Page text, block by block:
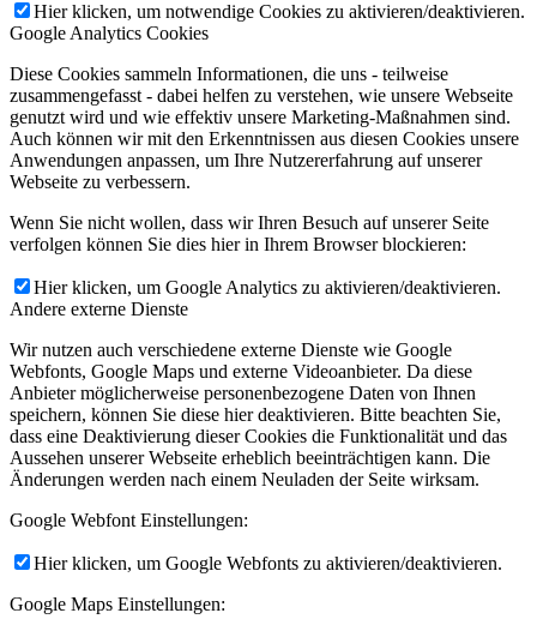
Hier klicken, um notwendige Cookies zu aktivieren/deaktivieren.
Google Analytics Cookies
Diese Cookies sammeln Informationen, die uns - teilweise
zusammengefasst - dabei helfen zu verstehen, wie unsere Webseite
genutzt wird und wie effektiv unsere Marketing-Maßnahmen sind.
Auch können wir mit den Erkenntnissen aus diesen Cookies unsere
Anwendungen anpassen, um Ihre Nutzererfahrung auf unserer
Webseite zu verbessern.
Wenn Sie nicht wollen, dass wir Ihren Besuch auf unserer Seite
verfolgen können Sie dies hier in Ihrem Browser blockieren:
Hier klicken, um Google Analytics zu aktivieren/deaktivieren.
Andere externe Dienste
Wir nutzen auch verschiedene externe Dienste wie Google
Webfonts, Google Maps und externe Videoanbieter. Da diese
Anbieter möglicherweise personenbezogene Daten von Ihnen
speichern, können Sie diese hier deaktivieren. Bitte beachten Sie,
dass eine Deaktivierung dieser Cookies die Funktionalität und das
Aussehen unserer Webseite erheblich beeinträchtigen kann. Die
Änderungen werden nach einem Neuladen der Seite wirksam.
Google Webfont Einstellungen:
Hier klicken, um Google Webfonts zu aktivieren/deaktivieren.
Google Maps Einstellungen: